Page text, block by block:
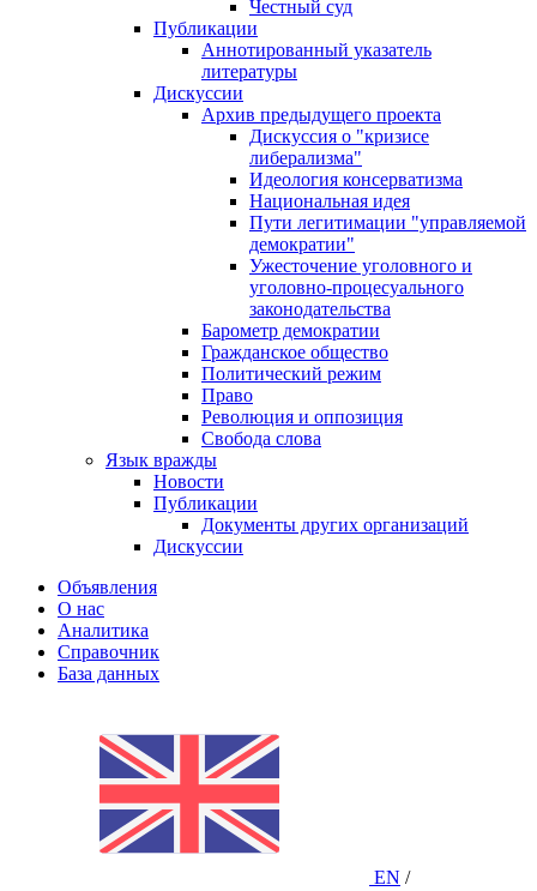
Честный суд
Публикации
Аннотированный указатель
литературы
Дискуссии
Архив предыдущего проекта
Дискуссия о "кризисе
либерализма"
Идеология консерватизма
Национальная идея
Пути легитимации "управляемой
демократии"
Ужесточение уголовного и
уголовно-процесуального
законодательства
Барометр демократии
Гражданское общество
Политический режим
Право
Революция и оппозиция
Свобода слова
Язык вражды
Новости
Публикации
Документы других организаций
Дискуссии
Объявления
О нас
Аналитика
Справочник
База данных
EN /